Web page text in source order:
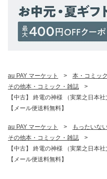
au PAY マーケット > 本・コミッ
その他本・コミック・雑誌
>
【中古】 終電の神様 （実業之日本
【メール便送料無料】
au PAY マーケット > もったいな
その他本・コミック・雑誌
>
【中古】 終電の神様 （実業之日本
【メール便送料無料】